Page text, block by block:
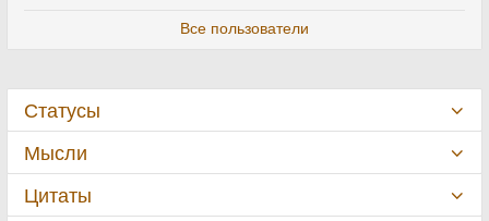
Все пользователи
Статусы
Мысли
Цитаты